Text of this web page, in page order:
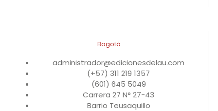
Bogotá
administrador@edicionesdelau.com
(+57) 311 219 1357
(601) 645 5049
Carrera 27 N° 27-43
Barrio Teusaquillo